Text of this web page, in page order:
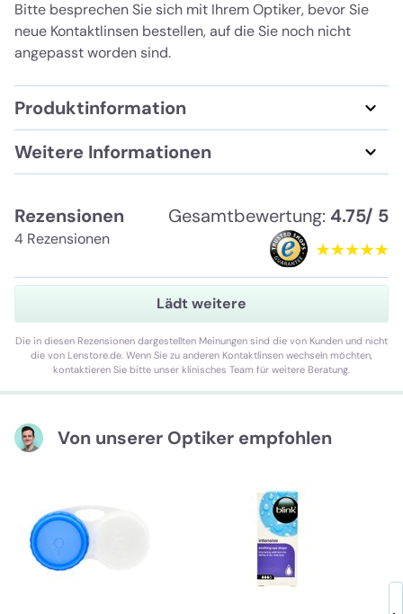
Bitte besprechen Sie sich mit Ihrem Optiker, bevor Sie
neue Kontaktlinsen bestellen, auf die Sie noch nicht
angepasst worden sind.
Produktinformation
Weitere Informationen
Rezensionen
4 Rezensionen
Gesamtbewertung: 4.75/ 5
Lädt weitere
Die in diesen Rezensionen dargestellten Meinungen sind die von Kunden und nicht
die von Lenstore.de. Wenn Sie zu anderen Kontaktlinsen wechseln möchten,
kontaktieren Sie bitte unser klinisches Team für weitere Beratung.
Von unserer Optiker empfohlen